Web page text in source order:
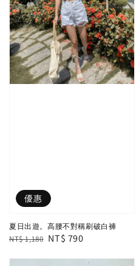
優惠
夏日出遊。高腰不對稱刷破白褲
Regular
NT$ 1,180 Sale
NT$ 790